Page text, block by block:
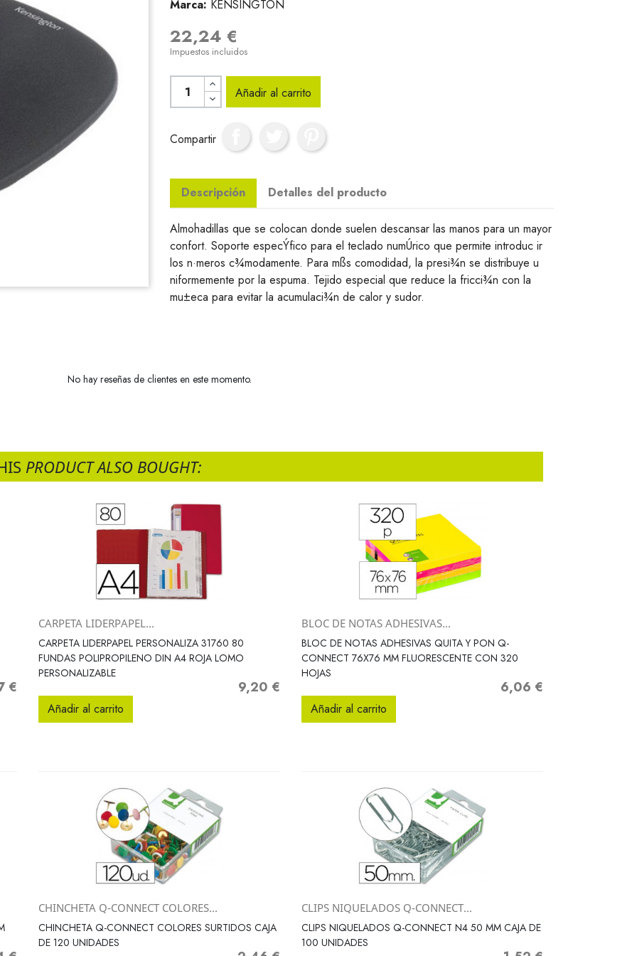
Marca: KENSINGTON
22,24 €
Impuestos incluidos
Añadir al carrito
Compartir
Descripción Detalles del producto
Almohadillas que se colocan donde suelen descansar las manos para un mayor
confort. Soporte especÝfico para el teclado numÚrico que permite introduc ir
los n·meros c¾modamente. Para mßs comodidad, la presi¾n se distribuye u
niformemente por la espuma. Tejido especial que reduce la fricci¾n con la
mu±eca para evitar la acumulaci¾n de calor y sudor.
No hay reseñas de clientes en este momento.
PRODUCT ALSO BOUGHT:
€
Vista rápida
CARPETA LIDERPAPEL...
CARPETA LIDERPAPEL PERSONALIZA 31760 80
FUNDAS POLIPROPILENO DIN A4 ROJA LOMO
PERSONALIZABLE
Precio
9,20 €
Añadir al carrito
Vista rápida
BLOC DE NOTAS ADHESIVAS...
BLOC DE NOTAS ADHESIVAS QUITA Y PON Q-
CONNECT 76X76 MM FLUORESCENTE CON 320
HOJAS
Precio
6,06 €
Añadir al carrito
Vista rápida
CHINCHETA Q-CONNECT COLORES...
CHINCHETA Q-CONNECT COLORES SURTIDOS CAJA
DE 120 UNIDADES
 Vista rápida
CLIPS NIQUELADOS Q-CONNECT...
CLIPS NIQUELADOS Q-CONNECT N4 50 MM CAJA DE
100 UNIDADES